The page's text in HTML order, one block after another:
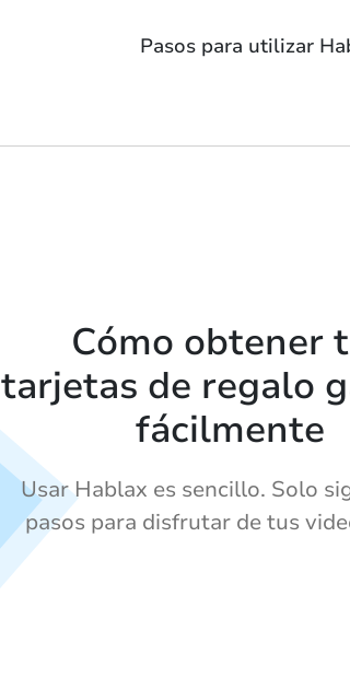
Pasos para utilizar
Cómo obtener
tarjetas de regalo
fácilmente
Usar Hablax es sencillo. Solo
pasos para disfrutar de tus